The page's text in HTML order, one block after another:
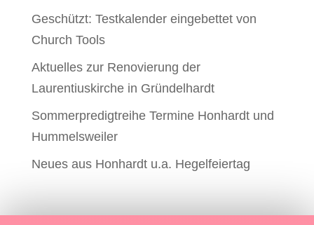
Geschützt: Testkalender eingebettet von
Church Tools
Aktuelles zur Renovierung der
Laurentiuskirche in Gründelhardt
Sommerpredigtreihe Termine Honhardt und
Hummelsweiler
Neues aus Honhardt u.a. Hegelfeiertag